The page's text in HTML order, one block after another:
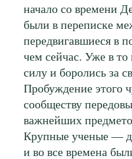
начало со времени
были в переписке
передвигавшиеся в
чем сейчас. Уже в то
силу и боролись за
Пробуждение этого
сообществу
важнейших
Крупные ученые —
и во все времена